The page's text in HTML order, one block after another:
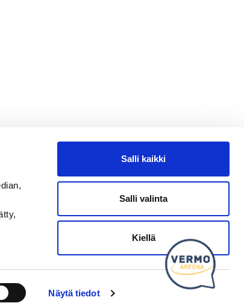
Näytä tiedot
Salli kaikki
Salli valinta
Kiellä
Kysy tapahtumista tai raveista
MEITÄ